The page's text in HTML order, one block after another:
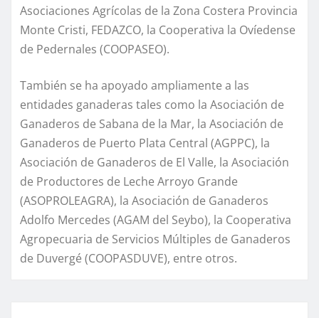
Asociaciones Agrícolas de la Zona Costera Provincia
Monte Cristi, FEDAZCO, la Cooperativa la Ovíedense
de Pedernales (COOPASEO).
También se ha apoyado ampliamente a las
entidades ganaderas tales como la Asociación de
Ganaderos de Sabana de la Mar, la Asociación de
Ganaderos de Puerto Plata Central (AGPPC), la
Asociación de Ganaderos de El Valle, la Asociación
de Productores de Leche Arroyo Grande
(ASOPROLEAGRA), la Asociación de Ganaderos
Adolfo Mercedes (AGAM del Seybo), la Cooperativa
Agropecuaria de Servicios Múltiples de Ganaderos
de Duvergé (COOPASDUVE), entre otros.